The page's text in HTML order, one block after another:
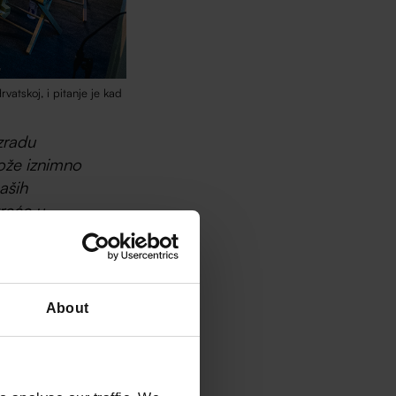
About
i pitanje je kad
iznimno
u
eura u
pratiti
su oni njihovi